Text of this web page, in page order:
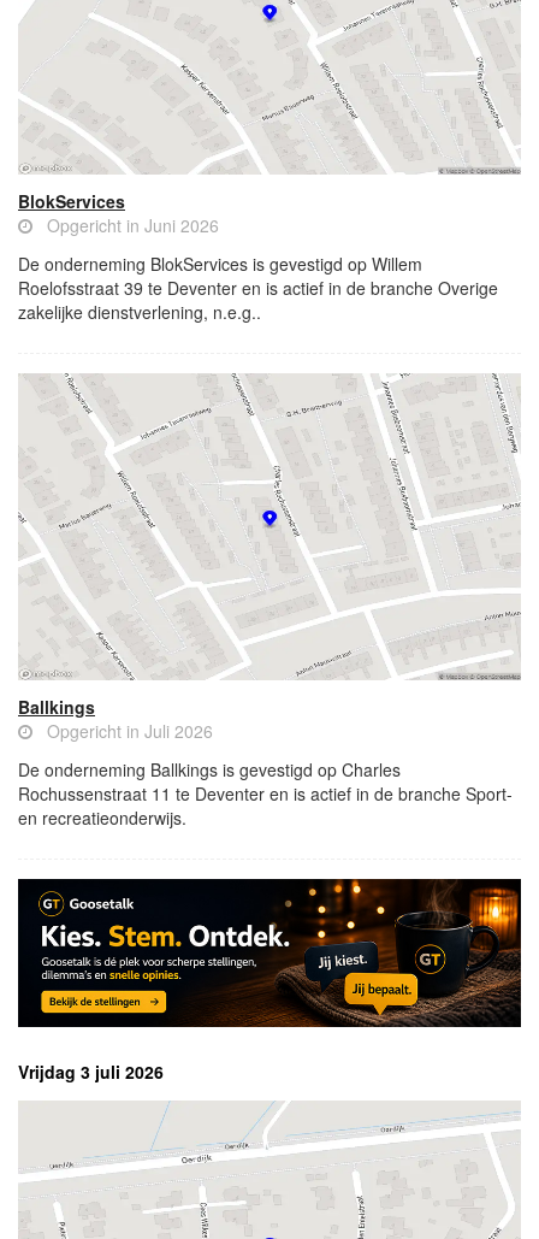
BlokServices
Opgericht in Juni 2026
De onderneming BlokServices is gevestigd op Willem
Roelofsstraat 39 te Deventer en is actief in de branche Overige
zakelijke dienstverlening, n.e.g..
Ballkings
Opgericht in Juli 2026
De onderneming Ballkings is gevestigd op Charles
Rochussenstraat 11 te Deventer en is actief in de branche Sport-
en recreatieonderwijs.
Vrijdag 3 juli 2026